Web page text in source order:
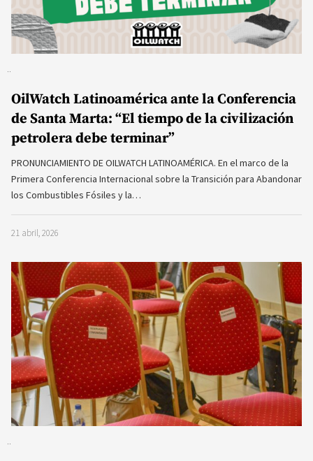
OilWatch Latinoamérica ante la Conferencia
de Santa Marta: “El tiempo de la civilización
petrolera debe terminar”
PRONUNCIAMIENTO DE OILWATCH LATINOAMÉRICA. En el marco de la
Primera Conferencia Internacional sobre la Transición para Abandonar
los Combustibles Fósiles y la…
21 abril, 2026